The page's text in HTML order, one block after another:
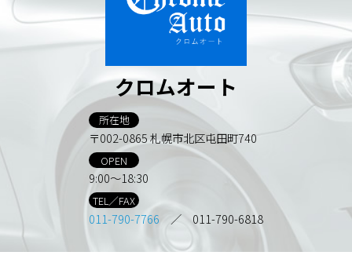
クロムオート
所在地
〒002-0865 札幌市北区屯田町740
OPEN
9:00～18:30
TEL／FAX
011-790-7766 ／ 011-790-6818